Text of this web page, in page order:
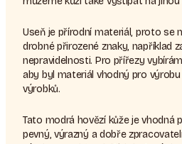
Useň je přírodní materiál, proto se
drobné přirozené znaky, například
nepravidelnosti. Pro přířezy
aby byl materiál vhodný pro
výrobků.
Tato modrá hovězí kůže je vhodná
pevný, výrazný a dobře